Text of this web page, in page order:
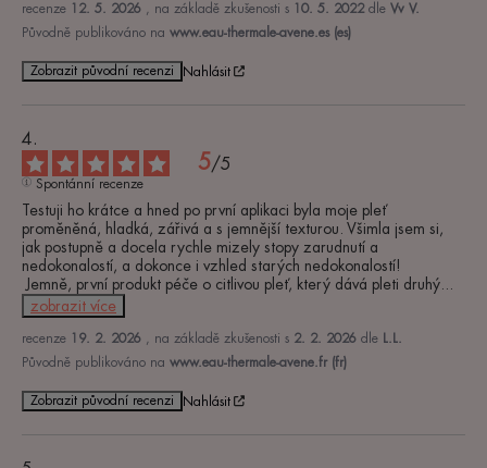
recenze 12. 5. 2026 , na základě zkušenosti s 10. 5. 2022 dle Vv V.
Původně publikováno na www.eau-thermale-avene.es (es)
Zobrazit původní recenzi Nahlásit
5/5
Spontánní recenze
Testuji ho krátce a hned po první aplikaci byla moje pleť
proměněná, hladká, zářivá a s jemnější texturou. Všimla jsem si,
jak postupně a docela rychle mizely stopy zarudnutí a
nedokonalostí, a dokonce i vzhled starých nedokonalostí!
Jemně, první produkt péče o citlivou pleť, který dává pleti druhý
zobrazit více
recenze 19. 2. 2026 , na základě zkušenosti s 2. 2. 2026 dle L.L.
Původně publikováno na www.eau-thermale-avene.fr (fr)
Zobrazit původní recenzi Nahlásit